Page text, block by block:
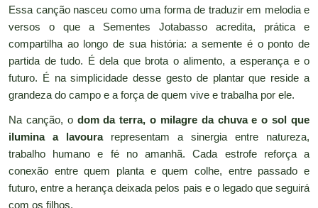
Essa canção nasceu como uma forma de traduzir em melodia e
versos o que a Sementes Jotabasso acredita, prática e
compartilha ao longo de sua história: a semente é o ponto de
partida de tudo. É dela que brota o alimento, a esperança e o
futuro. É na simplicidade desse gesto de plantar que reside a
grandeza do campo e a força de quem vive e trabalha por ele.
Na canção, o dom da terra, o milagre da chuva e o sol que
ilumina a lavourarepresentam a sinergia entre natureza,
trabalho humano e fé no amanhã. Cada estrofe reforça a
conexão entre quem planta e quem colhe, entre passado e
futuro, entre a herança deixada pelos pais e o legado que seguirá
com os filhos.